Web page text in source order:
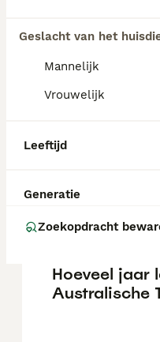
Geslacht van het
Mannelijk
Vrouwelijk
Leeftijd
Generatie
Zoekopdracht
Australische
De gemiddelde
Terriër pup in
maar dit kan
Wat is het
Australische
Hoeveel jaar
Australische